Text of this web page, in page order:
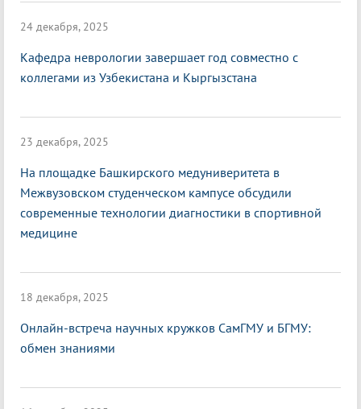
24 декабря, 2025
Кафедра неврологии завершает год совместно с
коллегами из Узбекистана и Кыргызстана
23 декабря, 2025
На площадке Башкирского медуниверитета в
Межвузовском студенческом кампусе обсудили
современные технологии диагностики в спортивной
медицине
18 декабря, 2025
Онлайн-встреча научных кружков СамГМУ и БГМУ:
обмен знаниями